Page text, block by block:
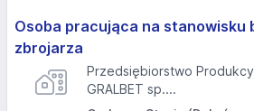
Osoba pracująca na stanowisku
zbrojarza
Przedsiębiorstwo
GRALBET sp....